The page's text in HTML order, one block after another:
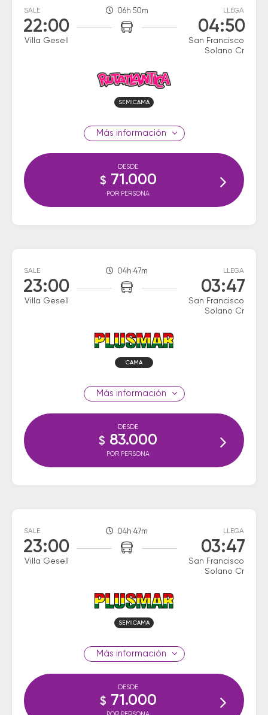
SALE
22:00
Villa Gesell
06h 50m LLEGA
04:50
San Francisco
Solano Cr
SEMICAMA
información
DESDE
$ 71.000
POR PERSONA
SALE
23:00
Villa Gesell
04h 47m LLEGA
03:47
San Francisco
Solano Cr
CAMA
información
DESDE
$ 83.000
POR PERSONA
SALE
23:00
Villa Gesell
04h 47m LLEGA
03:47
San Francisco
Solano Cr
SEMICAMA
información
DESDE
$ 71.000